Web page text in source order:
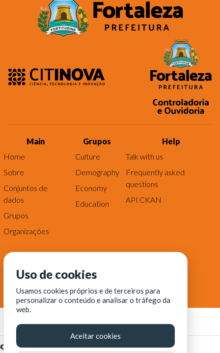
Main
Home
Sobre
Conjuntos de
dados
Grupos
Organizações
Grupos
Culture
Demography
Economy
Education
Help
Talk with us
Frequently asked
questions
API CKAN
© Fortaleza Digital || CITINOVA - Fundação de Ciência,
Uso de cookies
Usamos cookies próprios e de terceiros para
personalizar o conteúdo e analisar o tráfego da
web.
Aceitar cookies